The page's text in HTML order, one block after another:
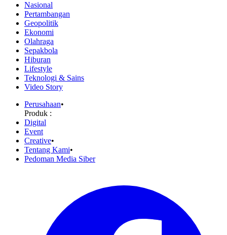
Nasional
Pertambangan
Geopolitik
Ekonomi
Olahraga
Sepakbola
Hiburan
Lifestyle
Teknologi & Sains
Video Story
Perusahaan•
Produk :
Digital
Event
Creative•
Tentang Kami•
Pedoman Media Siber